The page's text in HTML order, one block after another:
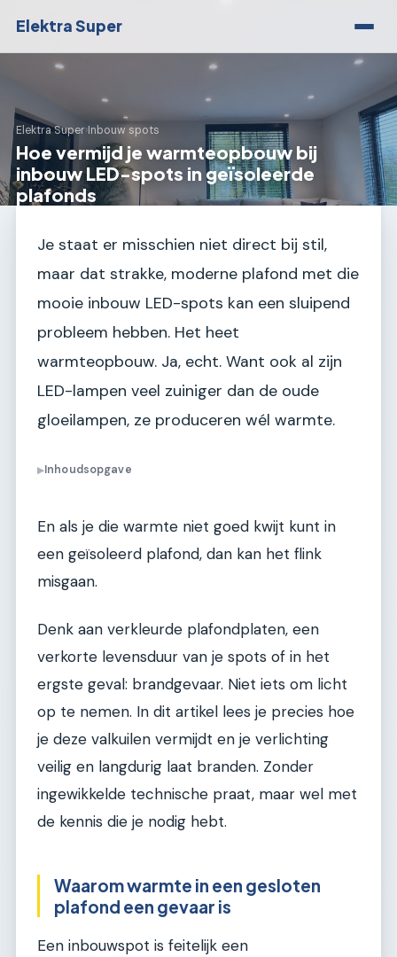
Elektra Super
Elektra Super›Inbouw spots
Hoe vermijd je warmteopbouw bij
inbouw LED-spots in geïsoleerde
plafonds
Je staat er misschien niet direct bij stil,
maar dat strakke, moderne plafond met die
mooie inbouw LED-spots kan een sluipend
probleem hebben. Het heet
warmteopbouw. Ja, echt. Want ook al zijn
LED-lampen veel zuiniger dan de oude
gloeilampen, ze produceren wél warmte.
▶Inhoudsopgave
En als je die warmte niet goed kwijt kunt in
een geïsoleerd plafond, dan kan het flink
misgaan.
Denk aan verkleurde plafondplaten, een
verkorte levensduur van je spots of in het
ergste geval: brandgevaar. Niet iets om licht
op te nemen. In dit artikel lees je precies hoe
je deze valkuilen vermijdt en je verlichting
veilig en langdurig laat branden. Zonder
ingewikkelde technische praat, maar wel met
de kennis die je nodig hebt.
Waarom warmte in een gesloten
plafond een gevaar is
Een inbouwspot is feitelijk een